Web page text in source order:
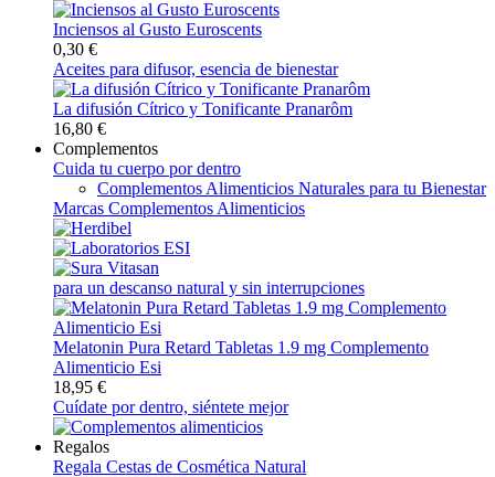
Inciensos al Gusto Euroscents
0,30 €
Aceites para difusor, esencia de bienestar
La difusión Cítrico y Tonificante Pranarôm
16,80 €
Complementos
Cuida tu cuerpo por dentro
Complementos Alimenticios Naturales para tu Bienestar
Marcas Complementos Alimenticios
para un descanso natural y sin interrupciones
Melatonin Pura Retard Tabletas 1.9 mg Complemento
Alimenticio Esi
18,95 €
Cuídate por dentro, siéntete mejor
Regalos
Regala Cestas de Cosmética Natural